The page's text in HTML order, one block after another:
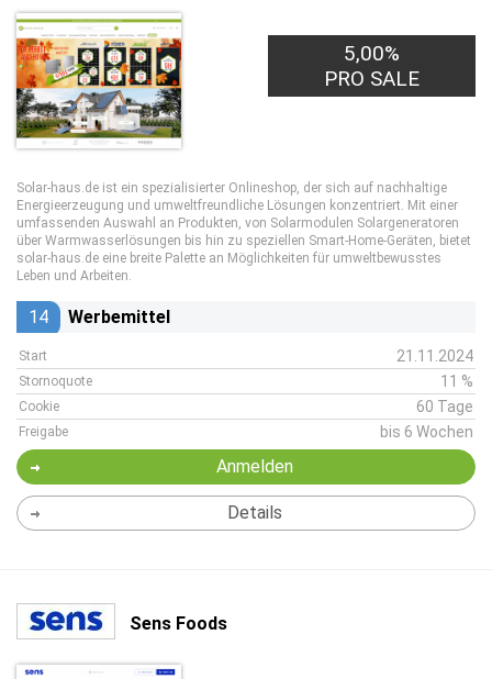
5,00%
PRO SALE
Solar-haus.de ist ein spezialisierter Onlineshop, der sich auf nachhaltige
Energieerzeugung und umweltfreundliche Lösungen konzentriert. Mit einer
umfassenden Auswahl an Produkten, von Solarmodulen Solargeneratoren
über Warmwasserlösungen bis hin zu speziellen Smart-Home-Geräten, bietet
solar-haus.de eine breite Palette an Möglichkeiten für umweltbewusstes
Leben und Arbeiten.
14 Werbemittel
Start 21.11.2024
Stornoquote 11 %
Cookie 60 Tage
Freigabe bis 6 Wochen
Anmelden
Details
Sens Foods